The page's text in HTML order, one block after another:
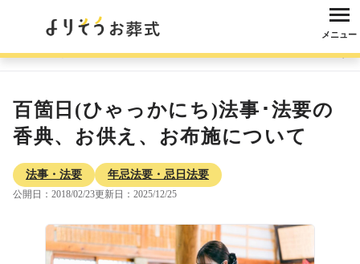
メニュー
よりそうお葬式 コラム 法事・法要 年忌法要・忌日法要 百箇日(ひ
百箇日(ひゃっかにち)法事･法要の
香典、お供え、お布施について
法事・法要 年忌法要・忌日法要
公開日：2018/02/23更新日：2025/12/25